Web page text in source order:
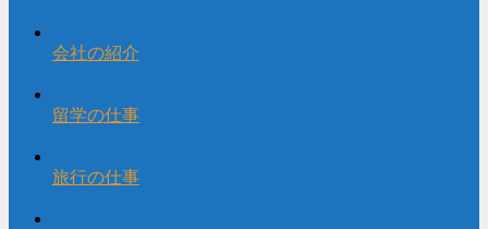
会社の紹介
留学の仕事
旅行の仕事